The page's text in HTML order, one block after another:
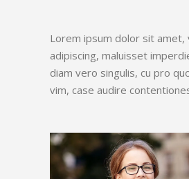
Lorem ipsum dolor sit amet,
adipiscing, maluisset
diam vero singulis, cu pro
vim, case audire